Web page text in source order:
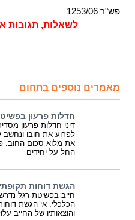
פש"ר 1253/06
לשאלות, תגובות
מאמרים נוספים בתחום
חדלות פרעון
דיני חדלות פרעון
לפרוע את חובו ונחשב
את מלוא סכום החוב.
החל על יחידים
הגשת דוחות
חייב בפשיטת רגל
הכלכלי. אי הגשת
והוצאותיו של החייב